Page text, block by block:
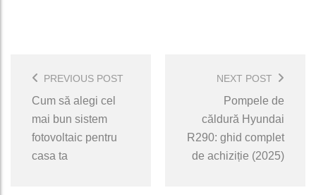
Navigation
PREVIOUS POST
Cum să alegi cel
mai bun sistem
fotovoltaic pentru
casa ta
NEXT POST
Pompele de
căldură Hyundai
R290: ghid complet
de achiziție (2025)